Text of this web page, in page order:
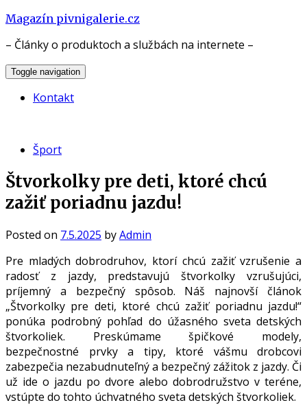
Skip
content
Magazín pivnigalerie.cz
– Články o produktoch a službách na internete –
Toggle navigation
Kontakt
Šport
Štvorkolky pre deti, ktoré chcú
zažiť poriadnu jazdu!
Posted on 7.5.2025 byAdmin
Pre mladých dobrodruhov, ktorí chcú zažiť vzrušenie a
radosť z jazdy, predstavujú štvorkolky vzrušujúci,
príjemný a bezpečný spôsob. Náš najnovší článok
„Štvorkolky pre deti, ktoré chcú zažiť poriadnu jazdu!“
ponúka podrobný pohľad do úžasného sveta detských
štvorkoliek. Preskúmame špičkové modely,
bezpečnostné prvky a tipy, ktoré vášmu drobcovi
zabezpečia nezabudnuteľný a bezpečný zážitok z jazdy. Či
už ide o jazdu po dvore alebo dobrodružstvo v teréne,
vstúpte do tohto úchvatného sveta detských štvorkoliek.